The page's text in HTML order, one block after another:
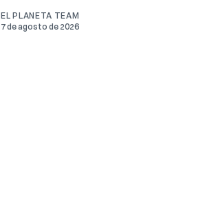
EL PLANETA TEAM
7 de agosto de 2026